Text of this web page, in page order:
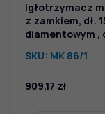
Igłotrzymacz
z zamkiem, dł.
diamentowym ,
SKU: MK 86/1
909,17 zł